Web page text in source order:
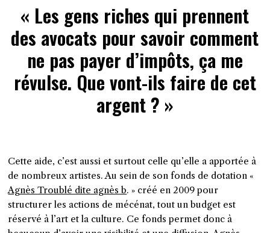
« Les gens riches qui prennent
des avocats pour savoir comment
ne pas payer d’impôts, ça me
révulse. Que vont-ils faire de cet
argent ? »
Cette aide, c’est aussi et surtout celle qu’elle a apportée à
de nombreux artistes. Au sein de son fonds de dotation «
Agnès Troublé dite agnès b. » créé en 2009 pour
structurer les actions de mécénat, tout un budget est
réservé à l’art et la culture. Ce fonds permet donc à